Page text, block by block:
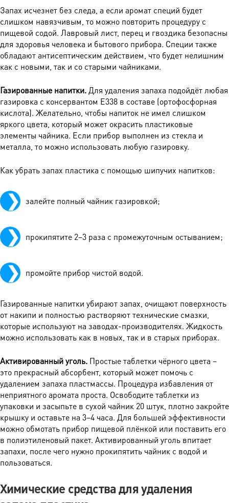
Запах исчезнет без следа, а если аромат специй будет
слишком навязчивым, то можно повторить процедуру с
пищевой содой. Лавровый лист, перец и гвоздика безопасны
для здоровья человека и бытового прибора. Специи также
обладают антисептическим действием, что будет нелишним
как с новыми, так и со старыми чайниками.
Газированные напитки.Для удаления запаха подойдёт любая
газировка с консервантом Е338 в составе (ортофосфорная
кислота). Желательно, чтобы напиток не имел слишком
яркого цвета, который может окрасить пластиковые
элементы чайника. Если прибор выполнен из стекла и
металла, то можно использовать любую газировку.
Как убрать запах пластика с помощью шипучих напитков:
залейте полный чайник газировкой;
прокипятите 2–3 раза с промежуточным остыванием;
промойте прибор чистой водой.
Газированные напитки убирают запах, очищают поверхность
от накипи и полностью растворяют технические смазки,
которые используют на заводах-производителях. Жидкость
можно использовать как в новых, так и в старых приборах.
Активированный уголь. Простые таблетки чёрного цвета –
это прекрасный абсорбент, который может помочь с
удалением запаха пластмассы. Процедура избавления от
неприятного аромата проста. Освободите таблетки из
упаковки и засыпьте в сухой чайник 20 штук, плотно закройте
крышку и оставьте на 3–4 часа. Для большей эффективности
можно обмотать прибор пищевой плёнкой или поставить его
в полиэтиленовый пакет. Активированный уголь впитает
запахи, после чего нужно прокипятить чайник с водой и
пользоваться.
Химические средства для удаления